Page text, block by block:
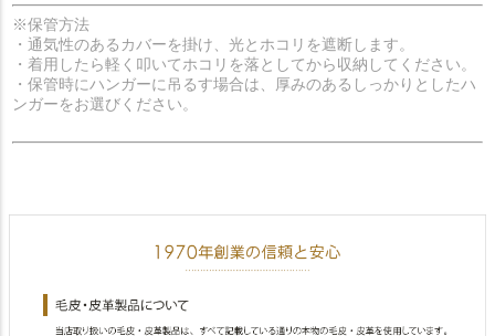
※保管方法
・通気性のあるカバーを掛け、光とホコリを遮断します。
・着用したら軽く叩いてホコリを落としてから収納してください。
・保管時にハンガーに吊るす場合は、厚みのあるしっかりとしたハ
ンガーをお選びください。